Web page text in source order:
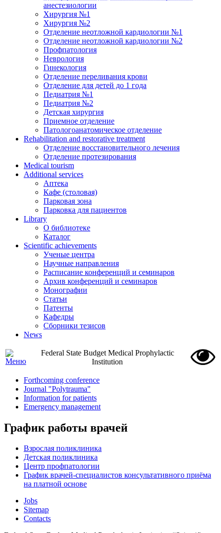
анестезиологии
Хирургия №1
Хирургия №2
Отделение неотложной кардиологии №1
Отделение неотложной кардиологии №2
Профпатология
Неврология
Гинекология
Отделение переливания крови
Отделение для детей до 1 года
Педиатрия №1
Педиатрия №2
Детская хирургия
Приемное отделение
Патологоанатомическое отделение
Rehabilitation and restorative treatment
Отделение восстановительного лечения
Отделение протезирования
Medical tourism
Additional services
Аптека
Кафе (столовая)
Парковая зона
Парковка для пациентов
Library
О библиотеке
Каталог
Scientific achievements
Ученые центра
Научные направления
Расписание конференций и семинаров
Архив конференций и семинаров
Монографии
Статьи
Патенты
Кафедры
Сборники тезисов
News
Federal State Budget Medical Prophylactic
Institution
Forthcoming conference
Journal "Polytrauma"
Information for patients
Emergency management
График работы врачей
Взрослая поликлиника
Детская поликлиника
Центр профпатологии
График врачей-специалистов консультативного приёма
на платной основе
Jobs
Sitemap
Contacts